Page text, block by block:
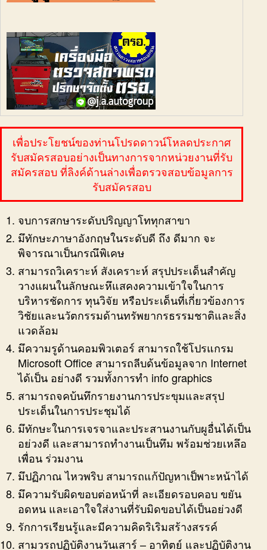
เพื่อประโยชน์ของท่านโปรดดาวน์โหลดประกาศ
รับสมัครสอบอย่างเป็นทางการจากหน่วยงานที่รับ
สมัครสอบ ที่ลิงค์ด้านล่างเพื่อตรวจสอบข้อมูลการ
รับสมัครสอบ
จบการสกษาระดับปริญญาโททุกสาขา
มึทักษะภาษาอังกฤษในระดับดี ถึง ดีมาก จะ
พิจารณาเป็นกรณึพิเคษ
สามารถวิเคราะห์ สังเคราะห์ สรุปประเด็นสำคัญ
วางแผนในลักษณะหึแสคงความเข้าใจในการ
บริหารชัดการ ทุนวิจัย หรือประเด็นที่เกี่ยวข้องการ
วิชัยและนวัตกรรมด้านทรัพยากรธรรมชาติและสิ่ง
แวดล้อม
มึความรูด้านคอมพิวเตอร์ สามารถใช้โปรแกรม
Microsoft Office สามารถลีบด้นข้อมูลจาก Internet
ได้เป็น อย่างดี รวมทั้งการทำ info graphics
สามารถจคบ้นทึกรายงานการประขุมและสรุป
ประเด็นในการประชุมได้
มึทักษะในการเจรจาและประสานงานกับผูอื่นได้เป็น
อย่วงดี และสามารถทำงานเป็นทึม พร้อมช่วยเหลึอ
เพื่อน ร่วมงาน
มึปฏิภาณ ไหวพริบ สามารถแก้ปัญหาเป็พาะหน้าได้
มึความรับผิดขอบต่อหน้าที่ ละเอียดรอบคอบ ขยัน
อดหน และเอาใจใส่งานที่รับมิดขอบได้เป็นอย่วงดี
รักการเรียนรู้และมีความคิดริเริมสร้างสรรค์
สามวรถปฏิบัติงานวันเสาร์ – อาทิตย์ และปฏิบัติงาน